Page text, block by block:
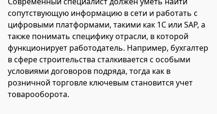
сопутствующую информацию в сети и работать с
цифровыми платформами, такими как 1С или SAP, а
также понимать специфику отрасли, в которой
функционирует работодатель. Например, бухгалтер
в сфере строительства сталкивается с особыми
условиями договоров подряда, тогда как в
розничной торговле ключевым становится учет
товарооборота.